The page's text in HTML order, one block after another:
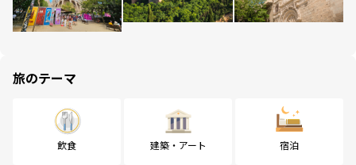
旅のテーマ
飲食 建築・アート 宿泊